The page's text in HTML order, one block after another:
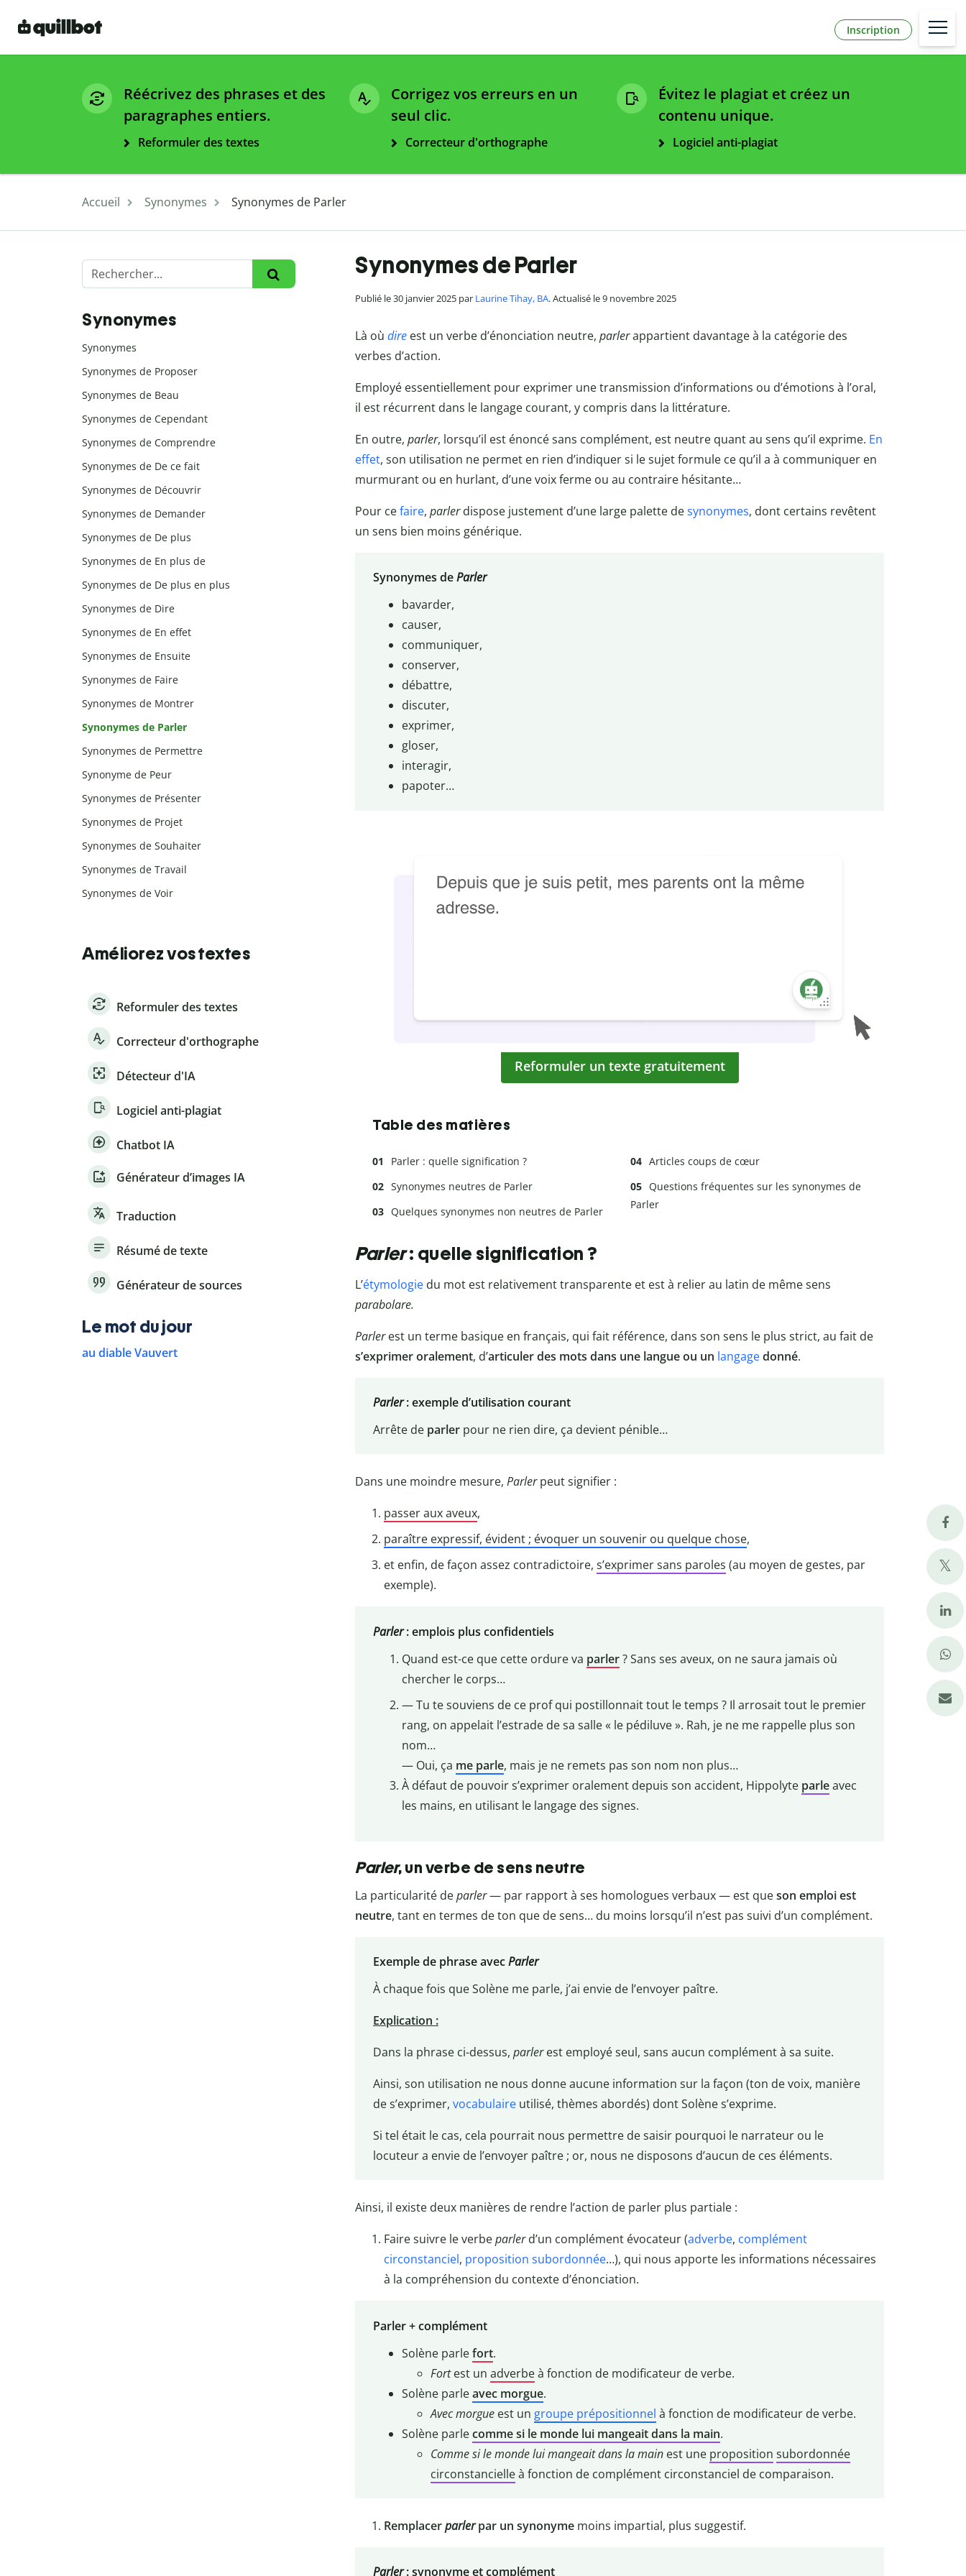
Inscription
Réécrivez des phrases et des
paragraphes entiers.
Reformuler des textes
Corrigez vos erreurs en un
seul clic.
Correcteur d'orthographe
Évitez le plagiat et créez un
contenu unique.
Logiciel anti-plagiat
Accueil Synonymes Synonymes de Parler
Synonymes de Parler
Publié le 30 janvier 2025 par Laurine Tihay, BA. Actualisé le 9 novembre 2025
Là où dire est un verbe d’énonciation neutre, parlerappartient davantage à la catégorie des
verbes d’action.
Employé essentiellement pour exprimer une transmission d’informations ou d’émotions à l’oral,
il est récurrent dans le langage courant, y compris dans la littérature.
En outre, parler, lorsqu’il est énoncé sans complément, est neutre quant au sens qu’il exprime. En
effet, son utilisation ne permet en rien d’indiquer si le sujet formule ce qu’il a à communiquer en
murmurant ou en hurlant, d’une voix ferme ou au contraire hésitante…
Pour cefaire, parlerdispose justement d’une large palette desynonymes, dont certains revêtent
un sens bien moins générique.
Synonymes deParler
bavarder,
causer,
communiquer,
conserver,
débattre,
discuter,
exprimer,
gloser,
interagir,
papoter…
Reformuler un texte gratuitement
Table des matières
Parler : quelle signification ?
Synonymes neutres de Parler
Quelques synonymes non neutres de Parler
Articles coups de cœur
Questions fréquentes sur les synonymes de
Parler
Parler: quelle signification ?
L’étymologie du mot est relativement transparente et est à relier au latin de même sens
parabolare.
Parlerest un terme basique en français, qui fait référence, dans son sens le plus strict, au fait de
s’exprimer oralement, d’articuler des mots dans une langue ou un langagedonné.
Parler: exemple d’utilisation courant
Arrête de parlerpour ne rien dire, ça devient pénible…
Dans une moindre mesure, Parlerpeut signifier :
passer aux aveux,
paraître expressif, évident ; évoquer un souvenir ou quelque chose,
et enfin, de façon assez contradictoire, s’exprimer sans paroles (au moyen de gestes, par
exemple).
Parler: emplois plus confidentiels
Quand est-ce que cette ordure va parler? Sans ses aveux, on ne saura jamais où
chercher le corps…
— Tu te souviens de ce prof qui postillonnait tout le temps ? Il arrosait tout le premier
rang, on appelait l’estrade de sa salle « le pédiluve ». Rah, je ne me rappelle plus son
nom…
— Oui, ça me parle, mais je ne remets pas son nom non plus…
À défaut de pouvoir s’exprimer oralement depuis son accident, Hippolyte parleavec
les mains, en utilisant le langage des signes.
Parler, un verbe de sens neutre
La particularité deparler— par rapport à ses homologues verbaux — est queson emploi est
neutre, tant en termes de ton que de sens… du moins lorsqu’il n’est pas suivi d’un complément.
Exemple de phrase avecParler
À chaque fois que Solène me parle, j’ai envie de l’envoyer paître.
Explication :
Dans la phrase ci-dessus, parlerest employé seul, sans aucun complément à sa suite.
Ainsi, son utilisation ne nous donne aucune information sur la façon (ton de voix, manière
de s’exprimer, vocabulaireutilisé, thèmes abordés) dont Solène s’exprime.
Si tel était le cas, cela pourrait nous permettre de saisir pourquoi le narrateur ou le
locuteur a envie de l’envoyer paître ; or, nous ne disposons d’aucun de ces éléments.
Ainsi, il existe deux manières de rendre l’action de parler plus partiale :
Faire suivre le verbeparlerd’un complément évocateur (adverbe, complément
circonstanciel, proposition subordonnée…), qui nous apporte les informations nécessaires
à la compréhension du contexte d’énonciation.
Parler + complément
Solène parlefort.
Fortest un adverbeà fonction de modificateur de verbe.
Solène parleavec morgue.
Avec morgueest un groupe prépositionnel à fonction de modificateur de verbe.
Solène parlecomme si le monde lui mangeait dans la main.
Comme si le monde lui mangeait dans la mainest une proposition subordonnée
circonstancielleà fonction de complément circonstanciel de comparaison.
Remplacerparlerpar un synonyme moins impartial, plus suggestif.
Parler: synonyme et complément
Synonymes
Synonymes
Synonymes de Proposer
Synonymes de Beau
Synonymes de Cependant
Synonymes de Comprendre
Synonymes de De ce fait
Synonymes de Découvrir
Synonymes de Demander
Synonymes de De plus
Synonymes de En plus de
Synonymes de De plus en plus
Synonymes de Dire
Synonymes de En effet
Synonymes de Ensuite
Synonymes de Faire
Synonymes de Montrer
Synonymes de Parler
Synonymes de Permettre
Synonyme de Peur
Synonymes de Présenter
Synonymes de Projet
Synonymes de Souhaiter
Synonymes de Travail
Synonymes de Voir
Améliorez vos textes
Reformuler des textes
Correcteur d'orthographe
Détecteur d'IA
Logiciel anti-plagiat
Chatbot IA
Générateur d’images IA
Traduction
Résumé de texte
Générateur de sources
Le mot du jour
au diable Vauvert